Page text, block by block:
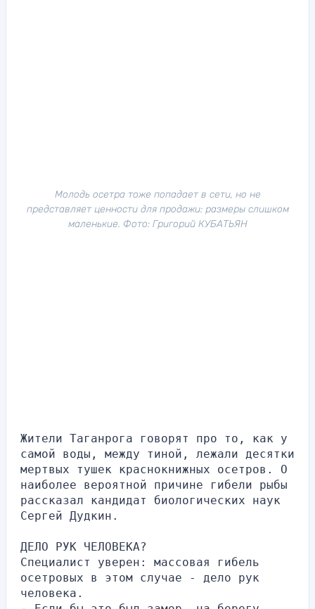
Молодь осетра тоже попадает в сети, но не
представляет ценности для продажи: размеры слишком
маленькие. Фото: Григорий КУБАТЬЯН
Жители Таганрога говорят про то, как у
самой воды, между тиной, лежали десятки
мертвых тушек краснокнижных осетров. О
наиболее вероятной причине гибели рыбы
рассказал кандидат биологических наук
Сергей Дудкин.
ДЕЛО РУК ЧЕЛОВЕКА?
Специалист уверен: массовая гибель
осетровых в этом случае - дело рук
человека.